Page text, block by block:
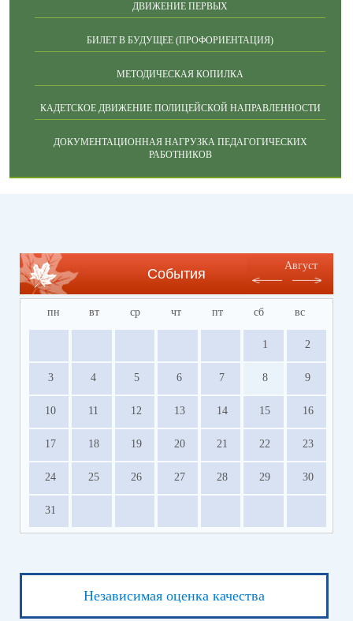
ДВИЖЕНИЕ ПЕРВЫХ
БИЛЕТ В БУДУЩЕЕ (ПРОФОРИЕНТАЦИЯ)
МЕТОДИЧЕСКАЯ КОПИЛКА
КАДЕТСКОЕ ДВИЖЕНИЕ ПОЛИЦЕЙСКОЙ НАПРАВЛЕННОСТИ
ДОКУМЕНТАЦИОННАЯ НАГРУЗКА ПЕДАГОГИЧЕСКИХ
РАБОТНИКОВ
События
Август
пн вт ср чт пт сб вс
1 2
3 4 5 6 7 8 9
10 11 12 13 14 15 16
17 18 19 20 21 22 23
24 25 26 27 28 29 30
31
Независимая оценка качества